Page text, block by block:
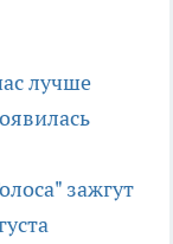
лучше
зажгут